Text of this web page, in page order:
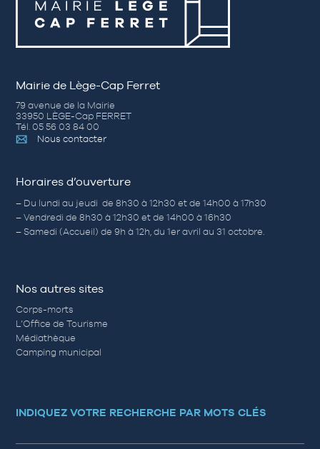
Mairie de Lège-Cap Ferret
79 avenue de la Mairie
33950 LÈGE-Cap FERRET
Tél. 05 56 03 84 00
Nous contacter
Horaires d’ouverture
– Du lundi au jeudi de 8h30 à 12h30 et de 14h00 à 17h30
– Vendredi de 8h30 à 12h30 et de 14h00 à 16h30
– Samedi (Accueil) de 9h à 12h, du 1er avril au 31 octobre.
Nos autres sites
Corps-morts
L’Office de Tourisme
Médiathèque
Camping municipal
INDIQUEZ VOTRE RECHERCHE PAR MOTS CLÉS